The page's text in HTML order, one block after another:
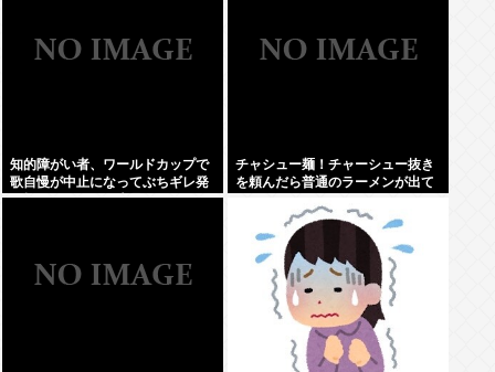
知的障がい者、ワールドカップで
歌自慢が中止になってぶちギレ発
狂親を殴りまくり大暴れwww
チャシュー麺！チャーシュー抜き
を頼んだら普通のラーメンが出て